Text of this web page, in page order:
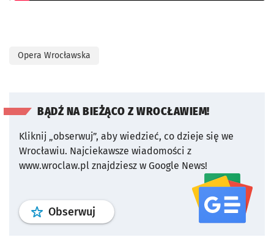
Opera Wrocławska
BĄDŹ NA BIEŻĄCO Z WROCŁAWIEM!
Kliknij „obserwuj”, aby wiedzieć, co dzieje się we
Wrocławiu. Najciekawsze wiadomości z
www.wroclaw.pl znajdziesz w Google News!
Obserwuj profil serwisu